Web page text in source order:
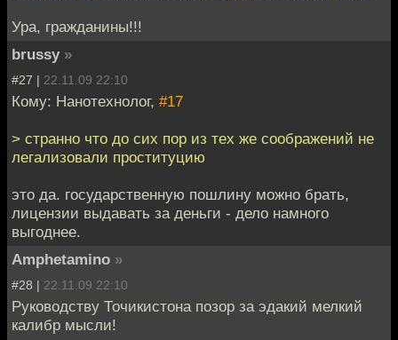
Ура, гражданины!!!
brussy »
#27 | 22.11.09 22:10
Кому: Нанотехнолог, #17
> странно что до сих пор из тех же соображений не
легализовали проституцию
это да. государственную пошлину можно брать,
лицензии выдавать за деньги - дело намного
выгоднее.
Amphetamino »
#28 | 22.11.09 22:10
Руководству Точикистона позор за эдакий мелкий
калибр мысли!